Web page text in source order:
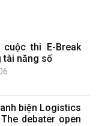
cuộc thi E-Break
tài năng số
biện Logistics
debater open